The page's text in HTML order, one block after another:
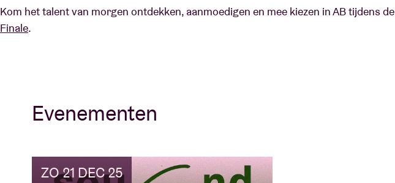
Kom het talent van morgen ontdekken, aanmoedigen en mee kiezen in AB tijdens de
Finale.
Evenementen
ZO 21 DEC 25